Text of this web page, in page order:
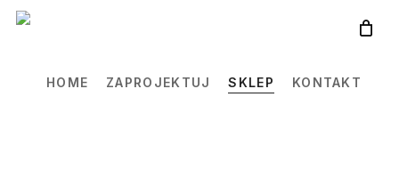
Skip
contentHOME ZAPROJEKTUJ SKLEP KONTAKT